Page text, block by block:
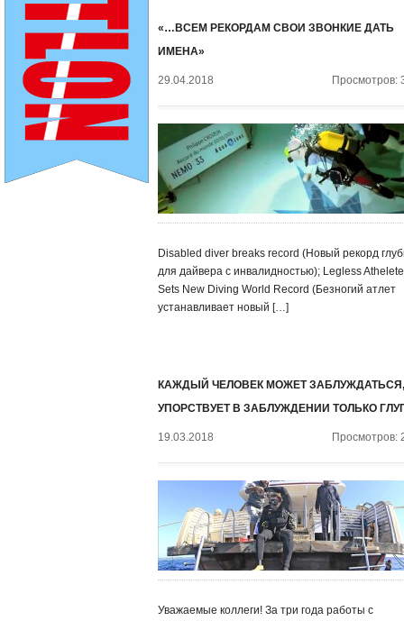
«…ВСЕМ РЕКОРДАМ СВОИ ЗВОНКИЕ ДАТЬ
ИМЕНА»
29.04.2018 Просмотров:
Disabled diver breaks record (Новый рекорд
для дайвера с инвалидностью); Legless Athelete
Sets New Diving World Record (Безногий атлет
устанавливает новый […]
КАЖДЫЙ ЧЕЛОВЕК МОЖЕТ
УПОРСТВУЕТ В ЗАБЛУЖДЕНИИ ТОЛЬКО
19.03.2018 Просмотров:
Уважаемые коллеги! За три года работы с